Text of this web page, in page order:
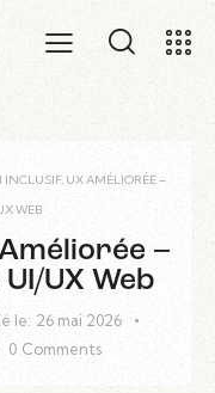
INCLUSIF, UX AMÉLIORÉE –
WEB
–
UX Web
le: 26 mai 2026
0 Comments